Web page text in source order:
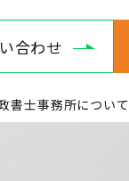
合わせ
書士事務所について